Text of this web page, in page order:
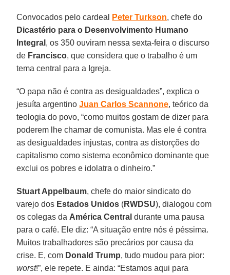
Convocados pelo cardeal Peter Turkson, chefe do
Dicastério para o Desenvolvimento Humano
Integral , os 350 ouviram nessa sexta-feira o discurso
de Francisco, que considera que o trabalho é um
tema central para a Igreja.
“O papa não é contra as desigualdades”, explica o
jesuíta argentinoJuan Carlos Scannone, teórico da
teologia do povo, “como muitos gostam de dizer para
poderem lhe chamar de comunista. Mas ele é contra
as desigualdades injustas, contra as distorções do
capitalismo como sistema econômico dominante que
exclui os pobres e idolatra o dinheiro.”
Stuart Appelbaum, chefe do maior sindicato do
varejo dos Estados Unidos (RWDSU), dialogou com
os colegas da América Central durante uma pausa
para o café. Ele diz: “A situação entre nós é péssima.
Muitos trabalhadores são precários por causa da
crise. E, com Donald Trump, tudo mudou para pior:
worst!”, ele repete. E ainda: “Estamos aqui para